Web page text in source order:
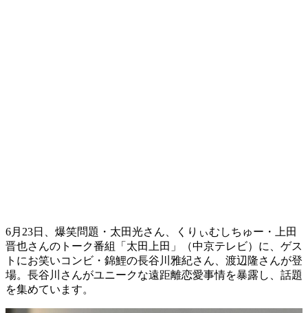
6月23日、爆笑問題・太田光さん、くりぃむしちゅー・上田
晋也さんのトーク番組「太田上田」（中京テレビ）に、ゲス
トにお笑いコンビ・錦鯉の長谷川雅紀さん、渡辺隆さんが登
場。長谷川さんがユニークな遠距離恋愛事情を暴露し、話題
を集めています。